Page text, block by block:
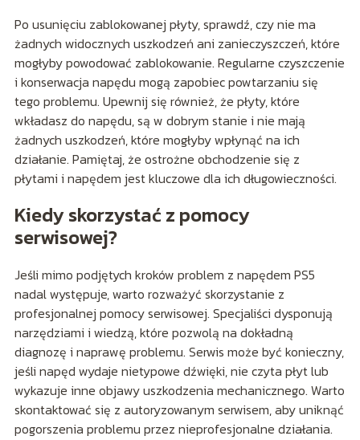
Po usunięciu zablokowanej płyty, sprawdź, czy nie ma
żadnych widocznych uszkodzeń ani zanieczyszczeń, które
mogłyby powodować zablokowanie. Regularne czyszczenie
i konserwacja napędu mogą zapobiec powtarzaniu się
tego problemu. Upewnij się również, że płyty, które
wkładasz do napędu, są w dobrym stanie i nie mają
żadnych uszkodzeń, które mogłyby wpłynąć na ich
działanie. Pamiętaj, że ostrożne obchodzenie się z
płytami i napędem jest kluczowe dla ich długowieczności.
Kiedy skorzystać z pomocy
serwisowej?
Jeśli mimo podjętych kroków problem z napędem PS5
nadal występuje, warto rozważyć skorzystanie z
profesjonalnej pomocy serwisowej. Specjaliści dysponują
narzędziami i wiedzą, które pozwolą na dokładną
diagnozę i naprawę problemu. Serwis może być konieczny,
jeśli napęd wydaje nietypowe dźwięki, nie czyta płyt lub
wykazuje inne objawy uszkodzenia mechanicznego. Warto
skontaktować się z autoryzowanym serwisem, aby uniknąć
pogorszenia problemu przez nieprofesjonalne działania.